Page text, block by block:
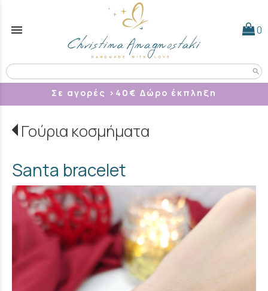
menu 0
search
Σε αγορές >40 € Δώρο έκπληξη
Γούρια κοσμήματα
Santa bracelet